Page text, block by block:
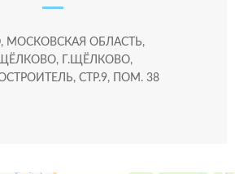
МОСКОВСКАЯ ОБЛАСТЬ,
ЩЁЛКОВО, Г.ЩЁЛКОВО,
СТР.9, ПОМ. 38